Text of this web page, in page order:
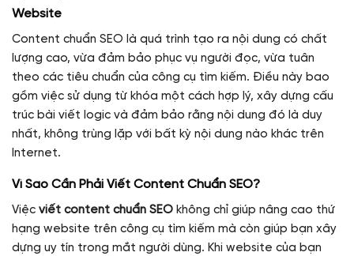
Website
Content chuẩn SEO là quá trình tạo ra nội dung có chất
lượng cao, vừa đảm bảo phục vụ người đọc, vừa tuân
theo các tiêu chuẩn của công cụ tìm kiếm. Điều này bao
gồm việc sử dụng từ khóa một cách hợp lý, xây dựng cấu
trúc bài viết logic và đảm bảo rằng nội dung đó là duy
nhất, không trùng lặp với bất kỳ nội dung nào khác trên
Internet.
Vì Sao Cần Phải Viết Content Chuẩn SEO?
Việc viết content chuẩn SEO không chỉ giúp nâng cao thứ
hạng website trên công cụ tìm kiếm mà còn giúp bạn xây
dựng uy tín trong mắt người dùng. Khi website của bạn